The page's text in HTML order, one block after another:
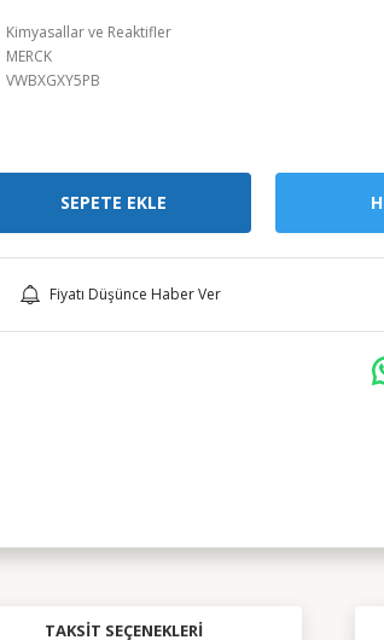
Kimyasallar ve Reaktifler
MERCK
VWBXGXY5PB
SEPETE EKLE
Fiyatı Düşünce Haber Ver
TAKSIT SEÇENEKLERI